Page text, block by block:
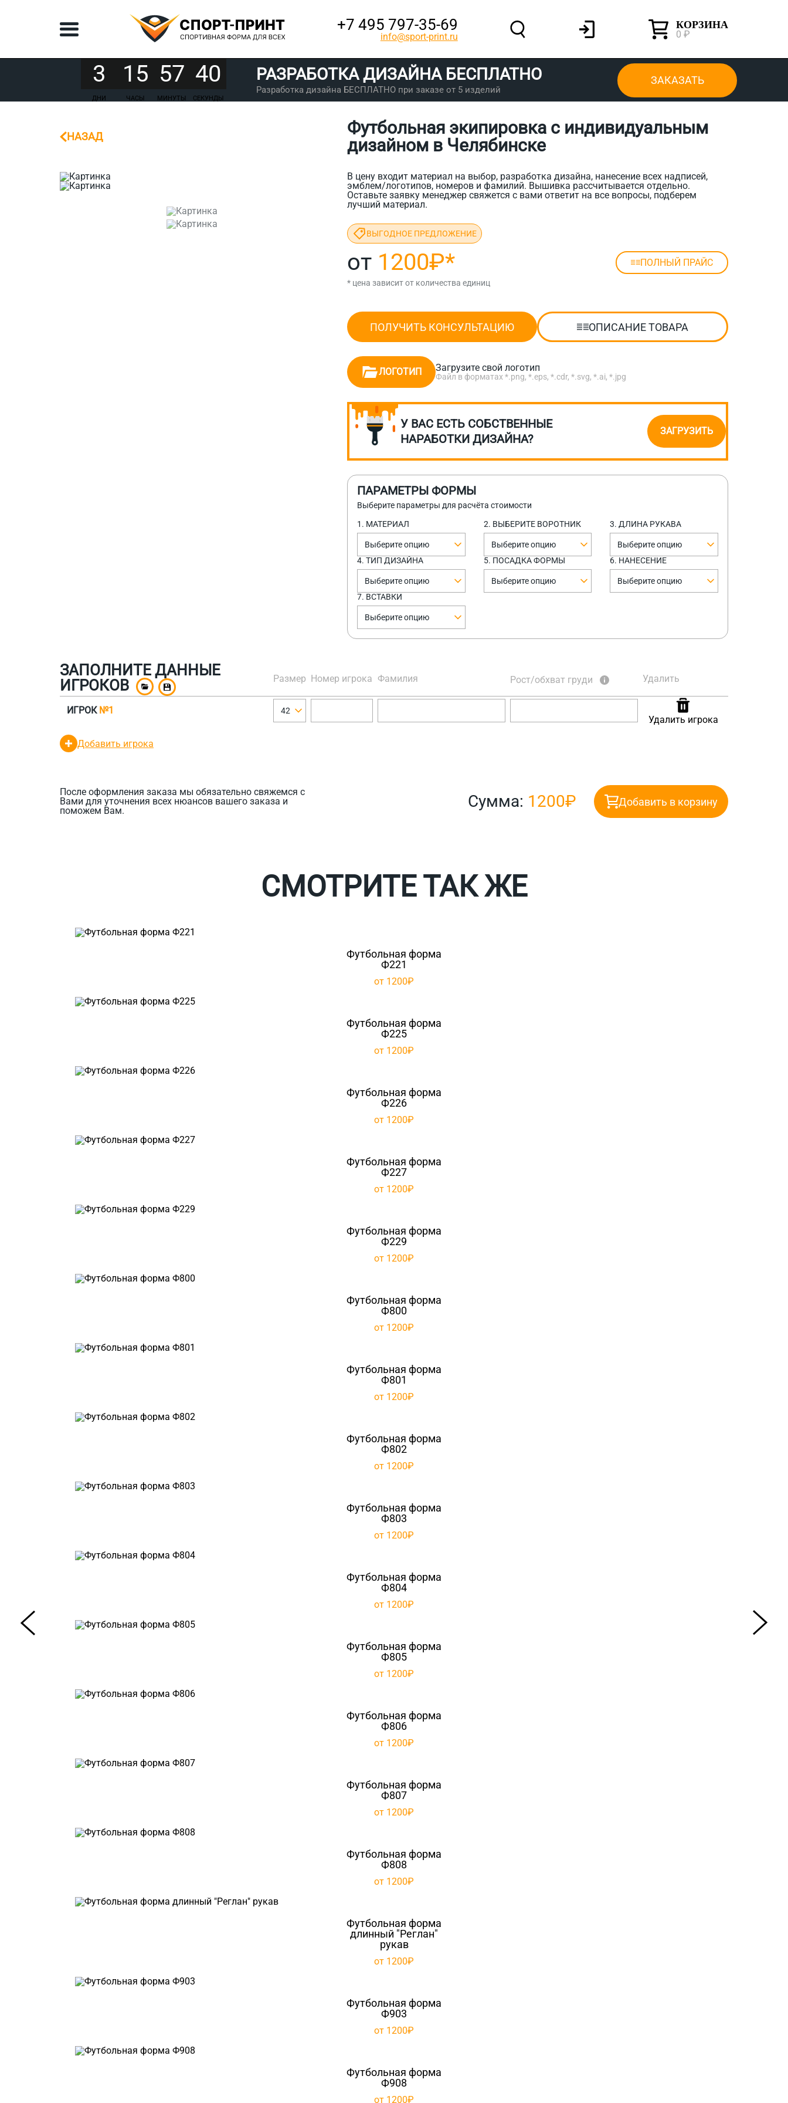
+7 495 797‑35-69
info@sport-print.ru
КОРЗИНА
0 ₽
3
ДНИ
15
ЧАСЫ
57
МИНУТЫ
40
СЕКУНДЫ
РАЗРАБОТКА ДИЗАЙНА БЕСПЛАТНО
Разработка дизайна БЕСПЛАТНО при заказе от 5 изделий
ЗАКАЗАТЬ
НАЗАД
Футбольная экипировка с индивидуальным
дизайном в Челябинске
В цену входит материал на выбор, разработка дизайна, нанесение всех надписей,
эмблем/логотипов, номеров и фамилий. Вышивка рассчитывается отдельно.
Оставьте заявку менеджер свяжется с вами ответит на все вопросы, подберем
лучший материал.
ВЫГОДНОЕ ПРЕДЛОЖЕНИЕ
от 1200₽* ПОЛНЫЙ ПРАЙС
* цена зависит от количества единиц
ПОЛУЧИТЬ КОНСУЛЬТАЦИЮ ОПИСАНИЕ ТОВАРА
ЛОГОТИП Загрузите свой логотип
Файл в форматах *.png, *.eps, *.cdr, *.svg, *.ai, *.jpg
У ВАС ЕСТЬ СОБСТВЕННЫЕ
НАРАБОТКИ ДИЗАЙНА?
ЗАГРУЗИТЬ
ПАРАМЕТРЫ ФОРМЫ
Выберите параметры для расчёта стоимости
1. МАТЕРИАЛ
Выберите опцию
2. ВЫБЕРИТЕ ВОРОТНИК
Выберите опцию
3. ДЛИНА РУКАВА
Выберите опцию
4. ТИП ДИЗАЙНА
Выберите опцию
5. ПОСАДКА ФОРМЫ
Выберите опцию
6. НАНЕСЕНИЕ
Выберите опцию
7. ВСТАВКИ
Выберите опцию
ЗАПОЛНИТЕ ДАННЫЕ
ИГРОКОВ
Размер Номер игрока Фамилия Рост/обхват груди Удалить
ИГРОК №1 42
Удалить игрока
Добавить игрока
После оформления заказа мы обязательно свяжемся с
Вами для уточнения всех нюансов вашего заказа и
поможем Вам.
Сумма: 1200₽ Добавить в корзину
СМОТРИТЕ ТАК ЖЕ
Футбольная форма
Ф221
от 1200₽
Футбольная форма
Ф225
от 1200₽
Футбольная форма
Ф226
от 1200₽
Футбольная форма
Ф227
от 1200₽
Футбольная форма
Ф229
от 1200₽
Футбольная форма
Ф800
от 1200₽
Футбольная форма
Ф801
от 1200₽
Футбольная форма
Ф802
от 1200₽
Футбольная форма
Ф803
от 1200₽
Футбольная форма
Ф804
от 1200₽
Футбольная форма
Ф805
от 1200₽
Футбольная форма
Ф806
от 1200₽
Футбольная форма
Ф807
от 1200₽
Футбольная форма
Ф808
от 1200₽
Футбольная форма
длинный "Реглан"
рукав
от 1200₽
Футбольная форма
Ф903
от 1200₽
Футбольная форма
Ф908
от 1200₽